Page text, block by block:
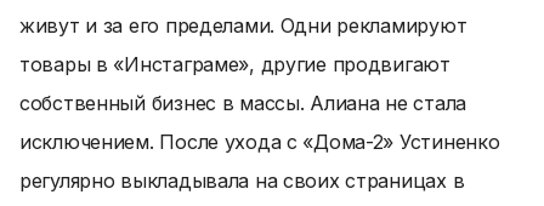
живут и за его пределами. Одни рекламируют
товары в «Инстаграме», другие продвигают
собственный бизнес в массы. Алиана не стала
исключением. После ухода с «Дома-2» Устиненко
регулярно выкладывала на своих страницах в